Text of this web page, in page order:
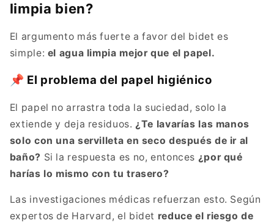
limpia bien?
El argumento más fuerte a favor del bidet es
simple: el agua limpia mejor que el papel.
📌 El problema del papel higiénico
El papel no arrastra toda la suciedad, solo la
extiende y deja residuos. ¿Te lavarías las manos
solo con una servilleta en seco después de ir al
baño? Si la respuesta es no, entonces ¿por qué
harías lo mismo con tu trasero?
Las investigaciones médicas refuerzan esto. Según
expertos de Harvard, el bidet reduce el riesgo de